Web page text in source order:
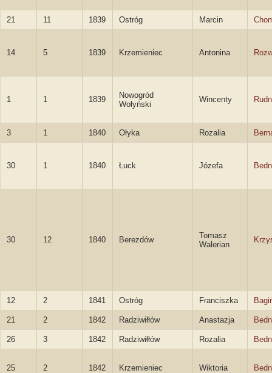
21 11 1839 Ostróg Marcin
14 5 1839 Krzemieniec Antonina
1 1 1839
Nowogród
Wołyński
Wincenty
3 1 1840 Ołyka Rozalia
30 1 1840 Łuck Józefa
30 12 1840 Berezdów
Tomasz
Walerian
12 2 1841 Ostróg Franciszka
21 2 1842 Radziwiłłów Anastazja
26 3 1842 Radziwiłłów Rozalia
25 2 1842 Krzemieniec Wiktoria